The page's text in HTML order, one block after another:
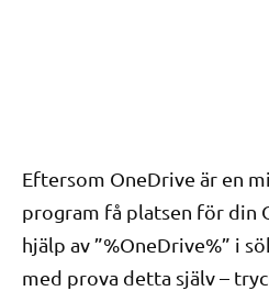
Eftersom OneDrive är en
program få platsen för din
hjälp av ”%OneDrive%” i
med prova detta själv –